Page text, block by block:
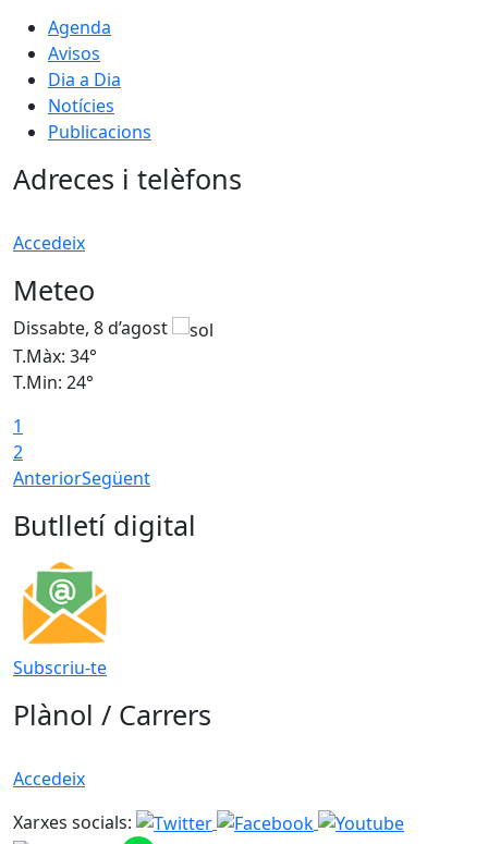
Agenda
Avisos
Dia a Dia
Notícies
Publicacions
Adreces i telèfons
Accedeix
Meteo
Dissabte, 8 d’agost
T.Màx: 34°
T.Min: 24°
1
2
AnteriorSegüent
Butlletí digital
Subscriu-te
Plànol / Carrers
Accedeix
Xarxes socials: